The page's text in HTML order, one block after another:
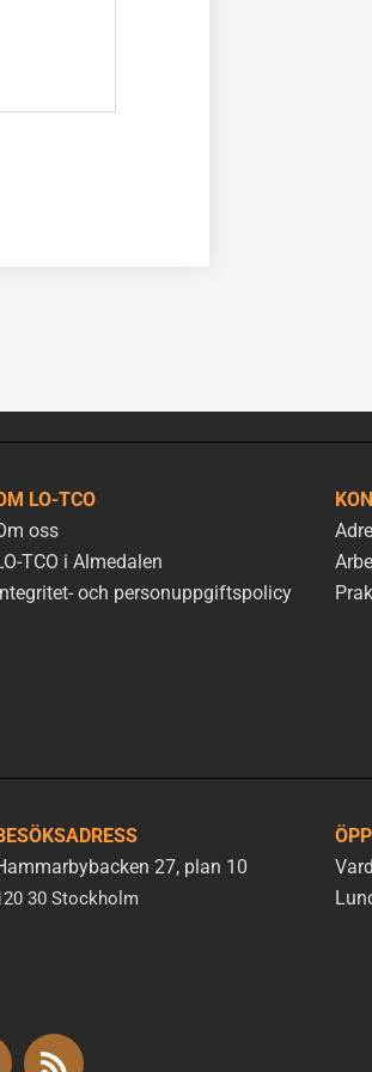
LO-TCO
oss
TCO i Almedalen
och personuppgiftspolicy
27, plan 10
30 Stockholm
R